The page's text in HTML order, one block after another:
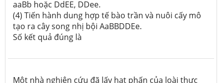
aaBb hoặc DdEE, DDee.
(4) Tiến hành dung hợp tế bào trần và nuôi cấy mô
tạo ra cây song nhị bội AaBBDDEe.
Số kết quả đúng là
Một nhà nghiên cứu đã lấy hạt phấn của loài thực